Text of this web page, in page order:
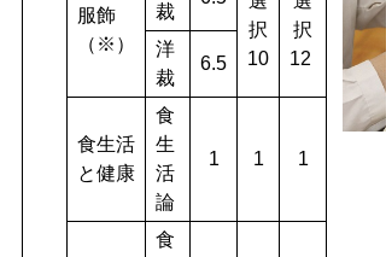
服飾
（※）
裁
択
10
択
12
洋
裁
6.5
食生活
と健康
食
生
活
論
1 1 1
食